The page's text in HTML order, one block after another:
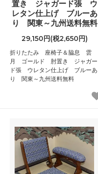
置き ジャガード張 ウ
レタン仕上げ ブルーあ
り 関東～九州送料無料
29,150円(税2,650円)
折りたたみ 座椅子＆脇息 雲
月 ゴールド 肘置き ジャガー
ド張 ウレタン仕上げ ブルーあ
り 関東～九州送料無料